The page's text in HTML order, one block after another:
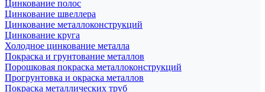
Цинкование полос
Цинкование швеллера
Цинкование металлоконструкций
Цинкование круга
Холодное цинкование металла
Покраска и грунтование металлов
Порошковая покраска металлоконструкций
Прогрунтовка и окраска металлов
Покраска металлических труб